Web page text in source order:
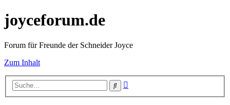
joyceforum.de
Forum für Freunde der Schneider Joyce
Zum Inhalt
Suche